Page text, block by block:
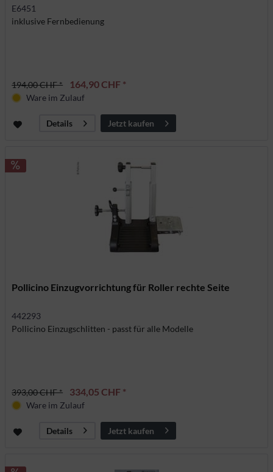
E6451
inklusive Fernbedienung
194,00 CHF * 164,90 CHF *
Ware im Zulauf
Details Jetzt kaufen
Pollicino Einzugvorrichtung für Roller rechte Seite
442293
Pollicino Einzugschlitten - passt für alle Modelle
393,00 CHF * 334,05 CHF *
Ware im Zulauf
Details Jetzt kaufen